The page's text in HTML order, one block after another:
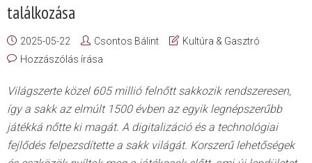
találkozása
2025-05-22 Csontos Bálint
Kultúra & Gasztró
Hozzászólás írása
Világszerte közel 605 millió felnőtt sakkozik rendszeresen,
így a sakk az elmúlt 1500 évben az egyik legnépszerűbb
játékká nőtte ki magát. A digitalizáció és a technológiai
fejlődés felpezsdítette a sakk világát. Korszerű lehetőségek